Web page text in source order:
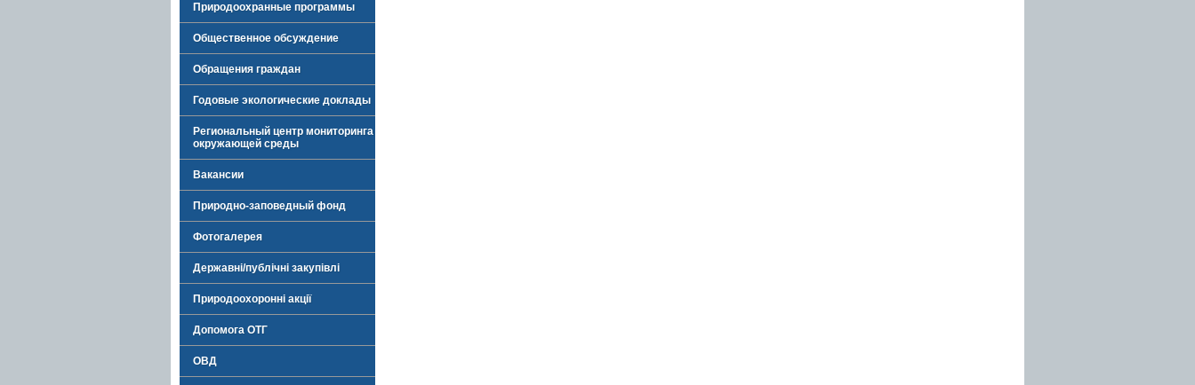
Природоохранные программы
Общественное обсуждение
Обращения граждан
Годовые экологические доклады
Региональный центр мониторинга
окружающей среды
Вакансии
Природно-заповедный фонд
Фотогалерея
Державні/публічні закупівлі
Природоохоронні акції
Допомога ОТГ
ОВД